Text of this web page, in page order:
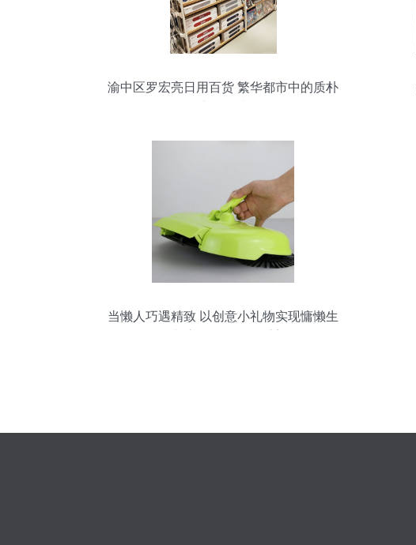
渝中区罗宏亮日用百货 繁华都市中的质朴
当懒人巧遇精致 以创意小礼物实现慵懒生